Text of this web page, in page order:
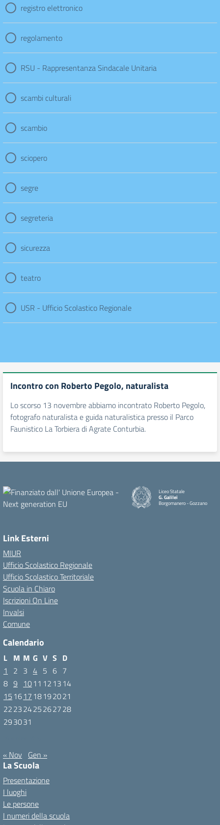
registro elettronico
regolamento
RSU - Rappresentanza Sindacale Unitaria
scambi culturali
scambio
sciopero
segre
segreteria
sicurezza
teatro
USR - Ufficio Scolastico Regionale
Incontro con Roberto Pegolo, naturalista
Lo scorso 13 novembre abbiamo incontrato Roberto Pegolo,
fotografo naturalista e guida naturalistica presso il Parco
Faunistico La Torbiera di Agrate Conturbia.
Liceo Statale
G. Galilei
Borgomanero - Gozzano
Link Esterni
MIUR
Ufficio Scolastico Regionale
Ufficio Scolastico Territoriale
Scuola in Chiaro
Iscrizioni On Line
Invalsi
Comune
Calendario
L M M G V S D
1
2 3 4 5 6 7
8 9 1011 12 13 14
15 1617 18192021
22232425262728
293031
« Nov Gen »
La Scuola
Presentazione
I luoghi
Le persone
I numeri della scuola